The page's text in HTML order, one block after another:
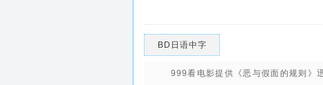
BD日语中字
999看电影提供《恶与假面的规则》